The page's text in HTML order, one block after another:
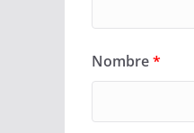
Nombre*